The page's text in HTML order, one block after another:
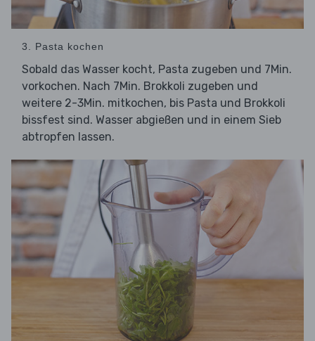
3. Pasta kochen
Sobald das Wasser kocht, Pasta zugeben und 7Min.
vorkochen. Nach 7Min. Brokkoli zugeben und
weitere 2-3Min. mitkochen, bis Pasta und Brokkoli
bissfest sind. Wasser abgießen und in einem Sieb
abtropfen lassen.